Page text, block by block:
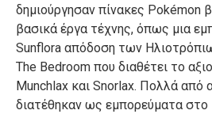
δημιούργησαν πίνακες Pokémon
βασικά έργα τέχνης, όπως μια
Sunflora απόδοση των
The Bedroom που διαθέτει το
Munchlax και Snorlax. Πολλά από
διατέθηκαν ως εμπορεύματα στο